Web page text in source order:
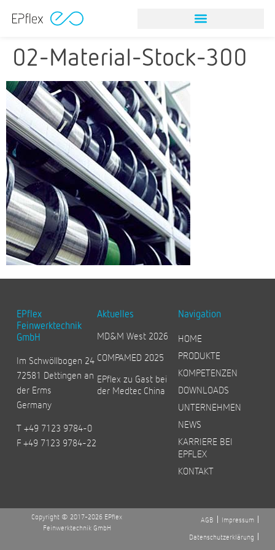
02-Material-Stock-300
EPflex
Feinwerktechnik
GmbH
Im Schwöllbogen 24
72581 Dettingen an
der Erms
Germany
T +49 7123 9784-0
F +49 7123 9784-22
Aktuelles
MD&M West 2026
COMPAMED 2025
EPflex zu Gast bei
der Medtec China
Navigation
HOME
PRODUKTE
KOMPETENZEN
DOWNLOADS
UNTERNEHMEN
NEWS
KARRIERE BEI
EPFLEX
KONTAKT
Copyright © 2017-2026 EPflex
Feinwerktechnik GmbH
AGB
Impressum
Datenschutzerklärung